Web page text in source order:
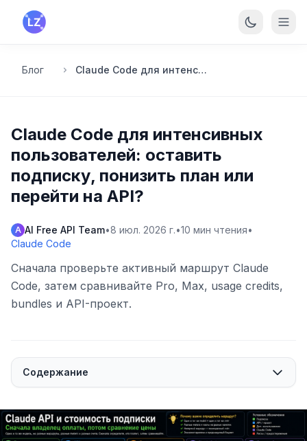
Перейти к основному содержанию
Блог Claude Code для интенсивных пользователей: оставить подписку, понизить план или перейти на API?
Claude Code для интенсивных
пользователей: оставить
подписку, понизить план или
перейти на API?
A AI Free API Team•8 июл. 2026 г.•10 мин чтения•
Claude Code
Сначала проверьте активный маршрут Claude
Code, затем сравнивайте Pro, Max, usage credits,
bundles и API-проект.
Содержание